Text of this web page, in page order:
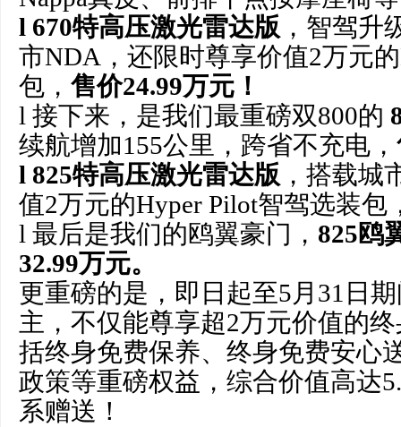
l 670特高压激光雷达版 ，智驾升
市NDA，还限时尊享价值2万元
包， 售价24.99万元！
l 接下来，是我们最重磅双800的
续航增加155公里，跨省不充电，
l 825特高压激光雷达版 ，搭载城
值2万元的Hyper Pilot智驾选装包
l 最后是我们的鸥翼豪门， 825鸥
32.99万元。
更重磅的是，即日起至5月31日
主，不仅能尊享超2万元价值的
括终身免费保养、终身免费安心
政策等重磅权益，综合价值高达
系赠送！